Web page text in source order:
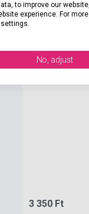
3 350 Ft
to improve our
experience. For more
No, adjust